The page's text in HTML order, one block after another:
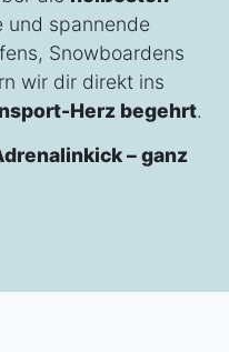
und spannende
Snowboardens
wir dir direkt ins
Herz begehrt.
– ganz